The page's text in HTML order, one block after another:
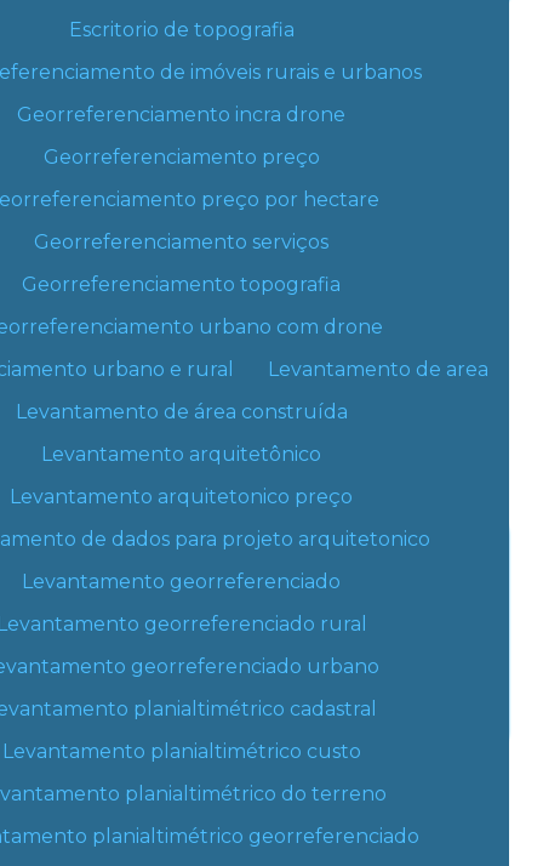
Escritorio de topografia
de imóveis rurais e urbanos
Georreferenciamento incra drone
Georreferenciamento preço
preço por hectare
Georreferenciamento serviços
Georreferenciamento topografia
urbano com drone
urbano e rural
Levantamento de area
Levantamento de área construída
Levantamento arquitetônico
Levantamento arquitetonico preço
de dados para projeto arquitetonico
Levantamento georreferenciado
Levantamento georreferenciado rural
georreferenciado urbano
planialtimétrico cadastral
Levantamento planialtimétrico custo
planialtimétrico do terreno
planialtimétrico georreferenciado
Agrimensor preço
Custo equipe de topografia
Custo levantamento topografico m2
Custo serviço de topografia
Empresa de agrimensura
Empresa de medição de terreno
Empresa de projetos arquitetonicos
Empresa de projetos de arquitetura
Empresa de topografia
Empresa de topografia e georreferenciamento
Empresas de georreferenciamento de imóveis
Equipe de topografia
Entre em contato
(21) 98408-2816
(21) 96469-6707
(21) 98408-2816